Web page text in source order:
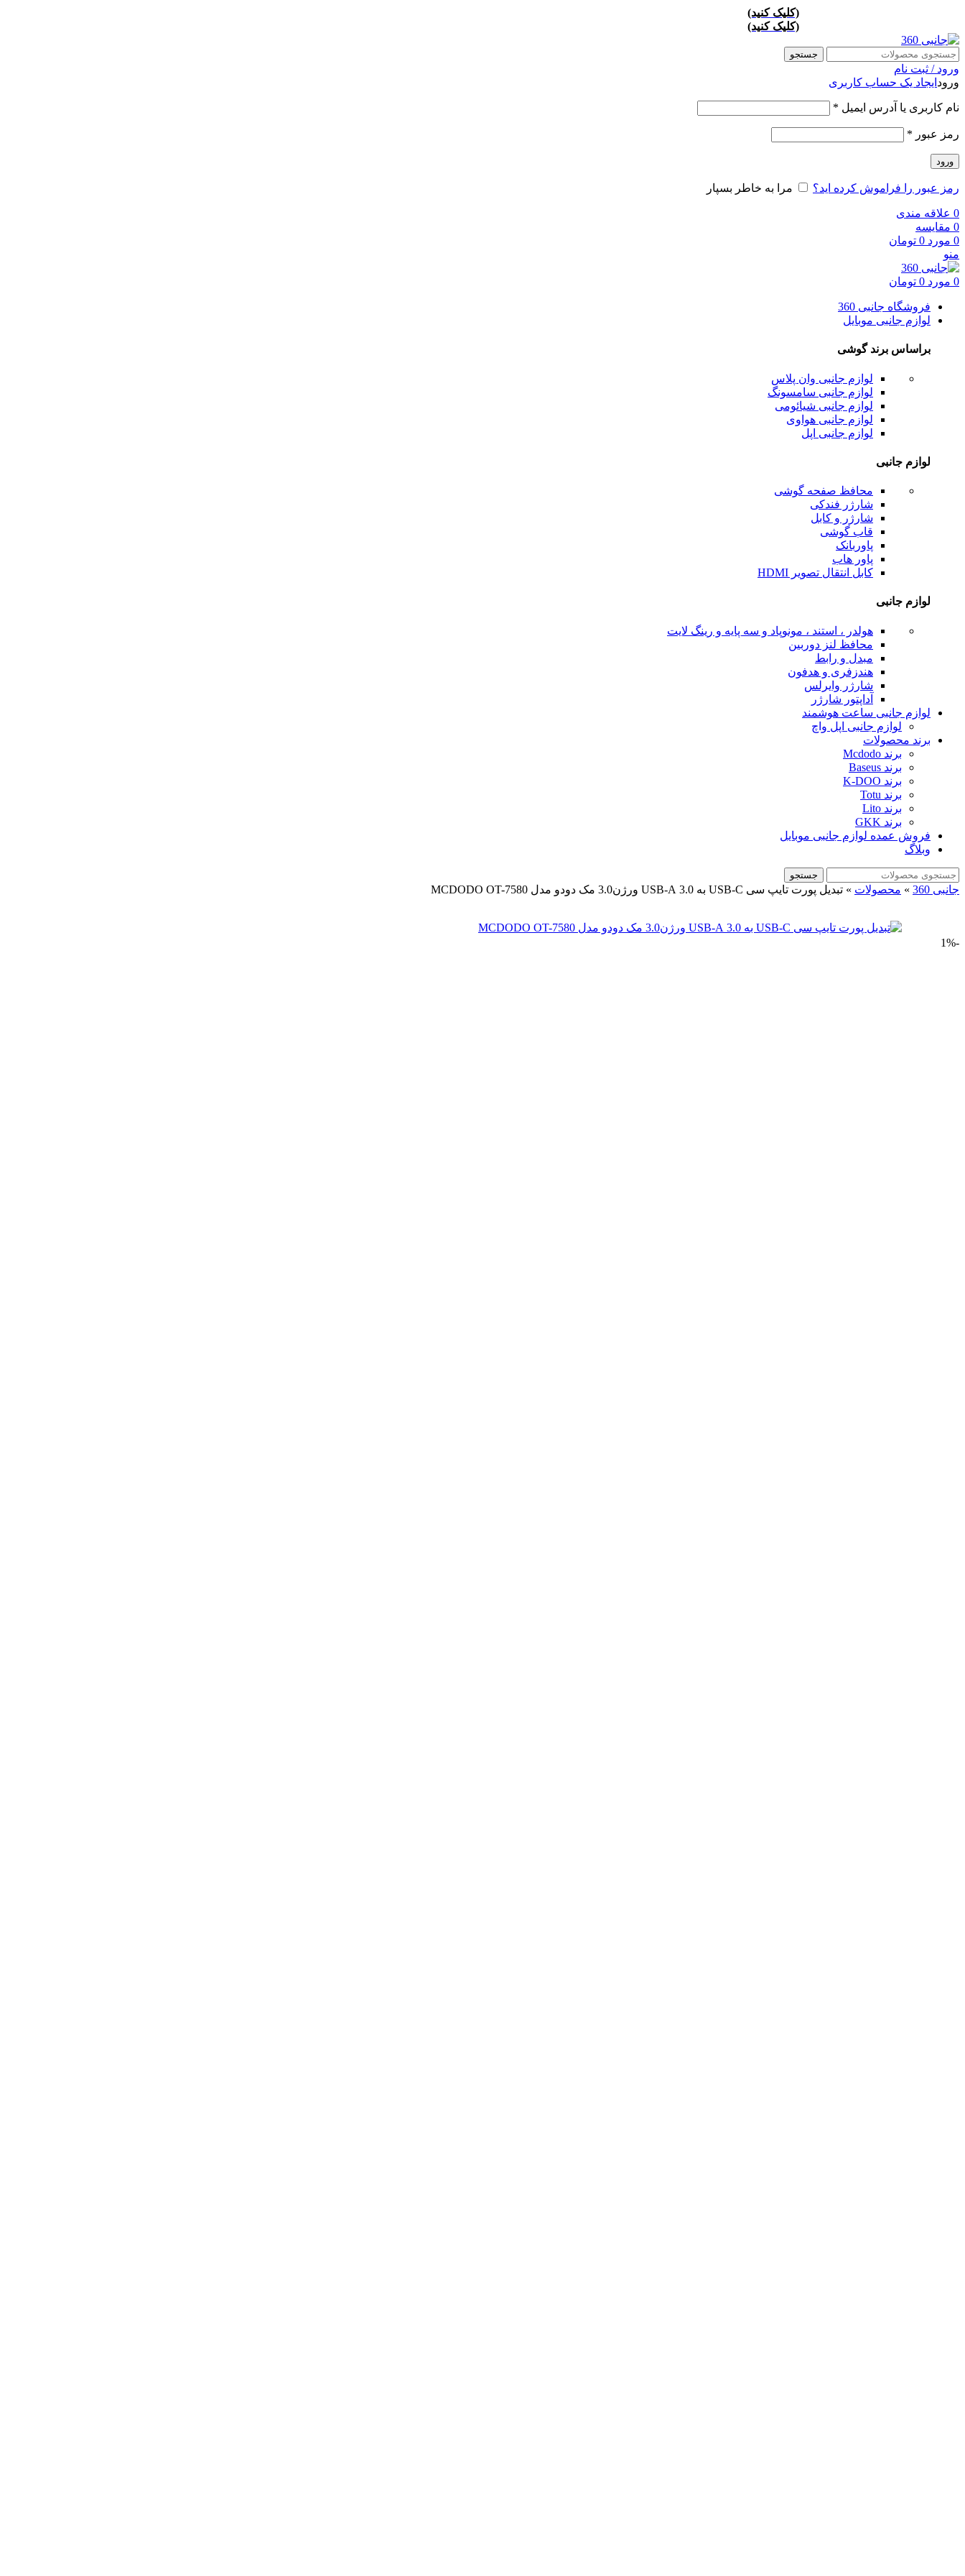
(کليک کنيد)
(کليک کنيد)
جستجو
ورود / ثبت نام
ورود ایجاد یک حساب کاربری
نام کاربری یا آدرس ایمیل *
رمز عبور *
ورود
رمز عبور را فراموش کرده اید؟ مرا به خاطر بسپار
0 علاقه مندی
0 مقايسه
0 مورد 0 تومان
منو
0 مورد 0 تومان
فروشگاه جانبی 360
لوازم جانبی موبایل
براساس برند گوشی
لوازم جانبی وان پلاس
لوازم جانبی سامسونگ
لوازم جانبی شیائومی
لوازم جانبی هواوی
لوازم جانبی اپل
لوازم جانبی
محافظ صفحه گوشی
شارژر فندکی
شارژر و کابل
قاب گوشی
پاوربانک
پاور هاب
کابل انتقال تصویر HDMI
لوازم جانبی
هولدر ، استند ، مونوپاد و سه پایه و رینگ لایت
محافظ لنز دوربین
مبدل و رابط
هندزفری و هدفون
شارژر وایرلس
آداپتور شارژر
لوازم جانبی ساعت هوشمند
لوازم جانبی اپل واچ
برند محصولات
برند Mcdodo
برند Baseus
برند K-DOO
برند Totu
برند Lito
برند GKK
فروش عمده لوازم جانبی موبایل
وبلاگ
جستجو
جانبی 360 » محصولات » تبدیل پورت تایپ سی USB-C به 3.0 USB-A ورژن3.0 مک دودو مدل MCDODO OT-7580
-1%